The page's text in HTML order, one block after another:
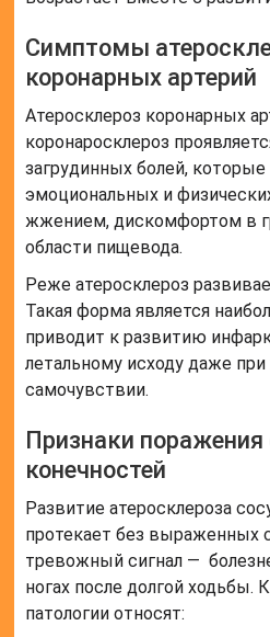
Симптомы
коронарных артерий
Атеросклероз коронарных
коронаросклероз
загрудинных болей,
эмоциональных и
жжением, дискомфортом в
области пищевода.
Реже атеросклероз
Такая форма является
приводит к развитию
летальному исходу даже
самочувствии.
Признаки
конечностей
Развитие атеросклероза
протекает без
тревожный сигнал —
ногах после долгой
патологии относят: